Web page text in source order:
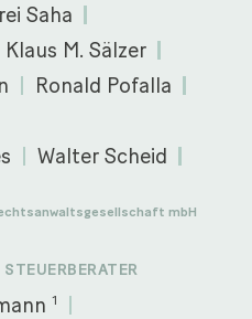
Saha
Klaus M. Sälzer
Ronald Pofalla
Walter Scheid
mbH
1